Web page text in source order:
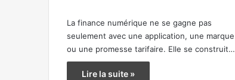
La finance numérique ne se gagne pas
seulement avec une application, une marque
ou une promesse tarifaire. Elle se construit…
Lire la suite »